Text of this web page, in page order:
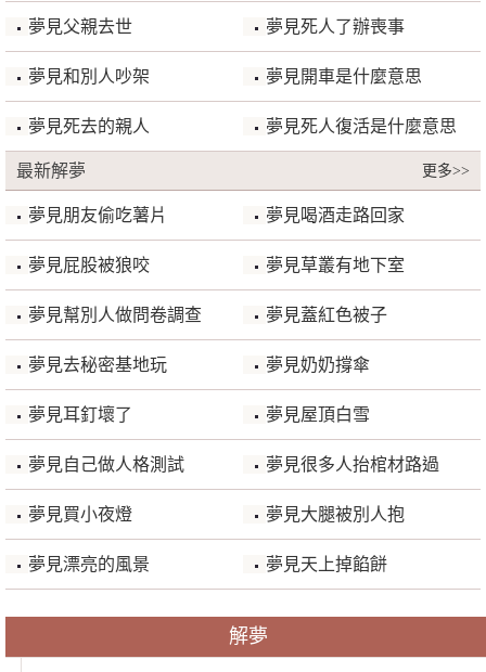
夢見父親去世 夢見死人了辦喪事
夢見和別人吵架 夢見開車是什麼意思
夢見死去的親人 夢見死人復活是什麼意思
更多>>
最新解夢
夢見朋友偷吃薯片 夢見喝酒走路回家
夢見屁股被狼咬 夢見草叢有地下室
夢見幫別人做問卷調查 夢見蓋紅色被子
夢見去秘密基地玩 夢見奶奶撐傘
夢見耳釘壞了 夢見屋頂白雪
夢見自己做人格測試 夢見很多人抬棺材路過
夢見買小夜燈 夢見大腿被別人抱
夢見漂亮的風景 夢見天上掉餡餅
解夢